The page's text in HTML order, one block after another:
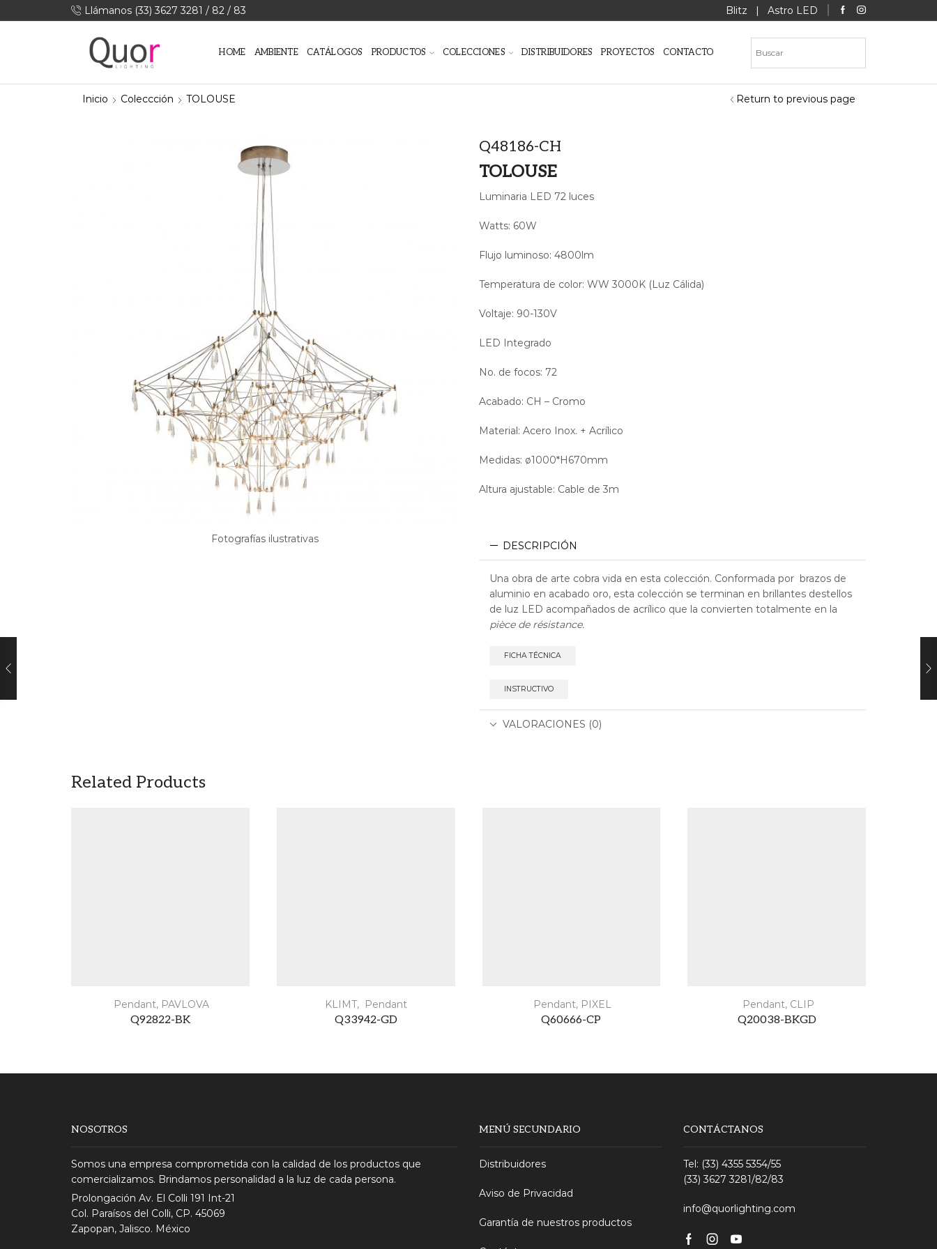
Llámanos (33) 3627 3281 / 82 / 83 Blitz | Astro LED
HOME AMBIENTE CATÁLOGOS PRODUCTOS COLECCIONES DISTRIBUIDORES PROYECTOS CONTACTO
Inicio Coleccción TOLOUSE Return to previous page
Fotografías ilustrativas
Q48186-CH
TOLOUSE
Luminaria LED 72 luces
Watts: 60W
Flujo luminoso: 4800lm
Temperatura de color: WW 3000K (Luz Cálida)
Voltaje: 90-130V
LED Integrado
No. de focos: 72
Acabado: CH – Cromo
Material: Acero Inox. + Acrílico
Medidas: ø1000*H670mm
Altura ajustable: Cable de 3m
DESCRIPCIÓN
Una obra de arte cobra vida en esta colección. Conformada por brazos de
aluminio en acabado oro, esta colección se terminan en brillantes destellos
de luz LED acompañados de acrílico que la convierten totalmente en la
pièce de résistance.
FICHA TÉCNICA
INSTRUCTIVO
VALORACIONES (0)
Related Products
Pendant, PAVLOVA
Q92822-BK
KLIMT, Pendant
Q33942-GD
Pendant, PIXEL
Q60666-CP
Pendant, CLIP
Q20038-BKGD
NOSOTROS
Somos una empresa comprometida con la calidad de los productos que
comercializamos. Brindamos personalidad a la luz de cada persona.
Prolongación Av. El Colli 191 Int-21
Col. Paraísos del Colli, CP. 45069
Zapopan, Jalisco. México
MENÚ SECUNDARIO
Distribuidores
Aviso de Privacidad
Garantía de nuestros productos
CONTÁCTANOS
Tel: (33) 4355 5354/55
(33) 3627 3281/82/83
info@quorlighting.com